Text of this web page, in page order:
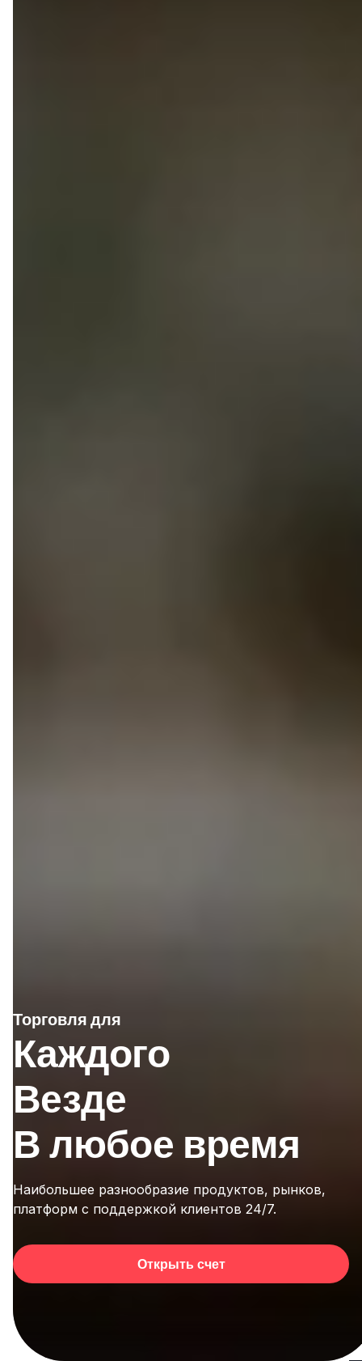
Торговля для
Каждого
Везде
В любое время
Наибольшее разнообразие продуктов, рынков,
платформ с поддержкой клиентов 24/7.
Открыть счет